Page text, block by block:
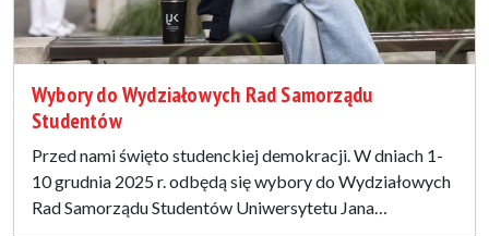
Wybory do Wydziałowych Rad Samorządu
Studentów
Przed nami święto studenckiej demokracji. W dniach 1-
10 grudnia 2025 r. odbędą się wybory do Wydziałowych
Rad Samorządu Studentów Uniwersytetu Jana…